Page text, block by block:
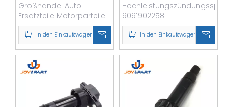
Großhandel Auto
Ersatzteile Motorparteile
Automobilzündung für
Corolla 1.6L 90919-0225
In den Einkaufswagen
9091902258
Zündspulenpack 90919-
02258 für Corolla 1.8L
RAV4 2008-2013
Japanisches Auto
In den Einkaufswagen